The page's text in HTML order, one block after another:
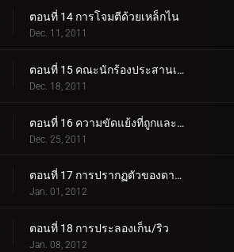
ตอนที่ 14 การโจมตีด้วยเหล็กไน
Dec. 11, 2011
ตอนที่ 15 คณะนักร้องประสานเสียงคริสต์มาสอีฟ
Dec. 18, 2011
ตอนที่ 16 ความขัดแย้งที่ถูกและผิด
Dec. 25, 2011
ตอนที่ 17 การปรากฏตัวของดาวตก
Jan. 01, 2012
ตอนที่ 18 การประลองเก็น/ริว
Jan. 08, 2012